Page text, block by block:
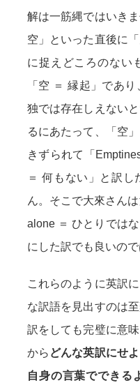
解は一筋縄ではいき
空」といった直後に
に捉えどころのない
「空 ＝ 縁起」であ
独では存在しえない
るにあたって、「空
きずられて「
＝ 何もない」と訳
ん。そこで大來さん
alone ＝ ひとりでは
にした訳でも良いの
これらのように英訳
な訳語を見出すのは
訳をしても完璧に意
から どんな英訳にせ
自身の言葉でできる